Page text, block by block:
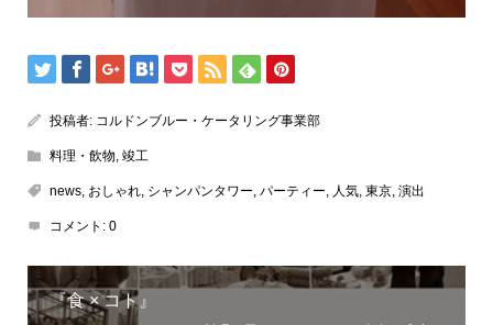
投稿者: コルドンブルー・ケータリング事業部
料理・飲物, 竣工
news, おしゃれ, シャンパンタワー, パーティー, 人気, 東京, 演出
コメント: 0
『食 × コト』